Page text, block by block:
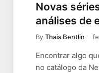
Novas
análises de
By Thais Bentlin
Encontrar algo
no catálogo da